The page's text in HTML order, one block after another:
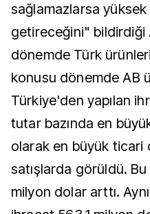
sağlamazlarsa
getireceğini" bildirdiği
dönemde Türk
konusu dönemde AB
Türkiye'den yapılan
tutar bazında en
olarak en büyük ticari
satışlarda görüldü.
milyon dolar arttı.